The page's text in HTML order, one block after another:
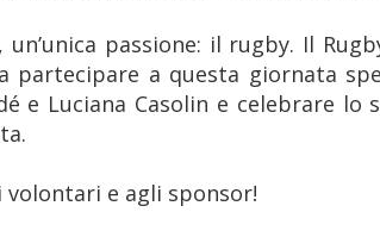
passione: il rugby. Il
a questa giornata
e Luciana Casolin e celebrare lo
e agli sponsor!